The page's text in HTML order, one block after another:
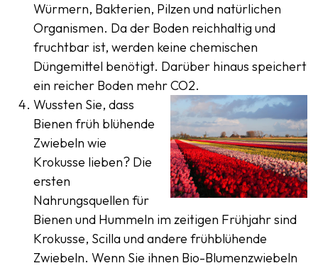
Würmern, Bakterien, Pilzen und natürlichen
Organismen. Da der Boden reichhaltig und
fruchtbar ist, werden keine chemischen
Düngemittel benötigt. Darüber hinaus speichert
ein reicher Boden mehr CO2.
Wussten Sie, dass
Bienen früh blühende
Zwiebeln wie
Krokusse lieben? Die
ersten
Nahrungsquellen für
Bienen und Hummeln im zeitigen Frühjahr sind
Krokusse, Scilla und andere frühblühende
Zwiebeln. Wenn Sie ihnen Bio-Blumenzwiebeln